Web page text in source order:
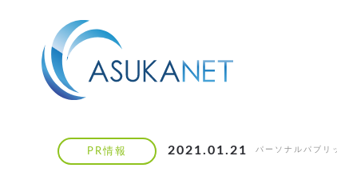
PR情報 2021.01.21 パーソナルパブリ